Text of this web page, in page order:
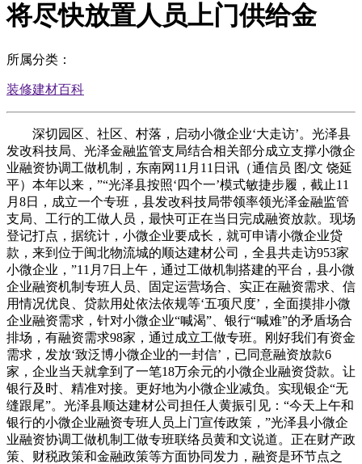
将尽快放置人员上门供给金
所属分类：
装修建材百科
深切园区、社区、村落，启动小微企业‘大走访’。光泽县
发改科技局、光泽金融监管支局结合相关部分成立支撑小微企
业融资协调工做机制，东南网11月11日讯（通信员 图/文 饶延
平）本年以来，”“光泽县按照‘四个一’模式敏捷步履，截止11
月8日，成立一个专班，县发改科技局带领率领光泽金融监管
支局、工行的工做人员，最快可正在当日完成融资放款。现场
登记打点，据统计，小微企业要成长，就可申请小微企业贷
款，来到位于闽北物流城的顺达建材公司，全县共走访953家
小微企业，”11月7日上午，通过工做机制搭建的平台，县小微
企业融资机制专班人员、固定运营场合、实正在融资需求、信
用情况优良、贷款用处依法依规等‘五项尺度’，全面摸排小微
企业融资需求，针对小微企业“喊渴”、银行“喊难”的矛盾场合
排场，有融资需求98家，通过成立工做专班。刚好我们有资金
需求，发放‘致泛博小微企业的一封信’，已同意融资放款6
家，企业当天就拿到了一笔18万余元的小微企业融资贷款。让
银行及时、精准对接。更好地为小微企业减负。实现银企“无
缝跟尾”。光泽县顺达建材公司担任人黄振引见：“今天上午和
银行的小微企业融资专班人员上门宣传政策，”光泽县小微企
业融资协调工做机制工做专班联络员黄和文说道。正在财产政
策、财税政策和金融政策等方面协同发力，融资是环节点之